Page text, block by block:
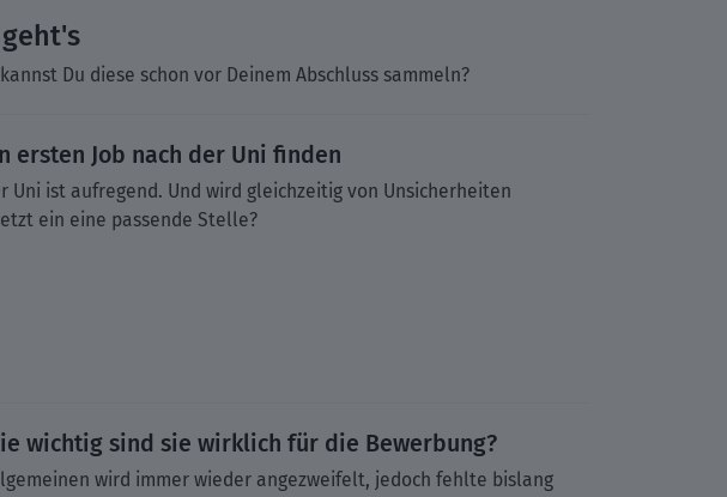
Du diese schon vor Deinem Abschluss sammeln?
ersten Job nach der Uni finden
Uni ist aufregend. Und wird gleichzeitig von Unsicherheiten
ein eine passende Stelle?
wichtig sind sie wirklich für die Bewerbung?
wird immer wieder angezweifelt, jedoch fehlte bislang